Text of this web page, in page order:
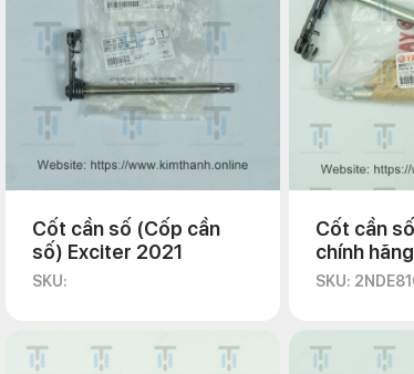
Cốt cần số (Cốp cần
số) Exciter 2021
SKU:
Cốt cần
chính
SKU: